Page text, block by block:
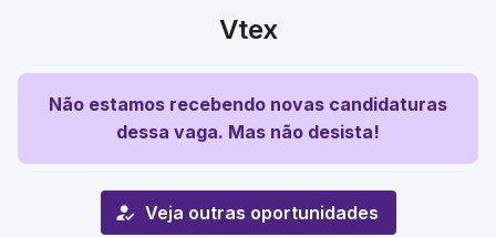
Vtex
Não estamos recebendo novas candidaturas
dessa vaga. Mas não desista!
Veja outras oportunidades